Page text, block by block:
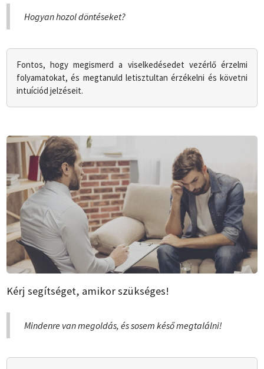
Hogyan hozol döntéseket?
Fontos, hogy megismerd a viselkedésedet vezérlő érzelmi
folyamatokat, és megtanuld letisztultan érzékelni és követni
intuíciód jelzéseit.
Kérj segítséget, amikor szükséges!
Mindenre van megoldás, és sosem késő megtalálni!